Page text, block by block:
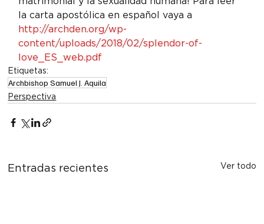
la carta apostólica en español vaya a
http://archden.org/wp-
content/uploads/2018/02/splendor-of-
love_ES_web.pdf
Etiquetas:
Archbishop Samuel J. Aquila
Perspectiva
Entradas recientes Ver todo